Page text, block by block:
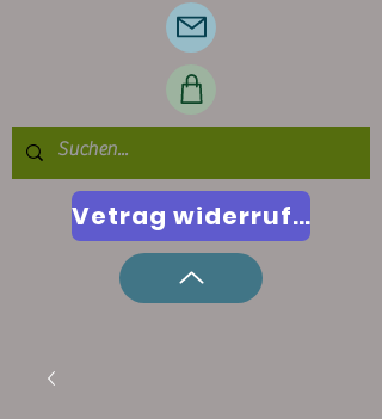
Vetrag widerrufen